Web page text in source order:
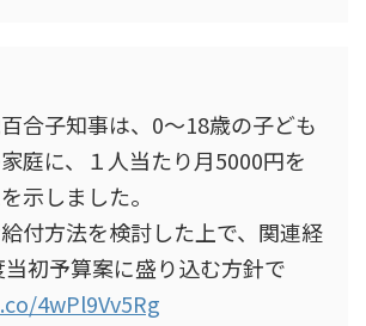
合子知事は、0～18歳の子ども
庭に、１人当たり月5000円を
示しました。
付方法を検討した上で、関連経
初予算案に盛り込む方針で
4wPl9Vv5Rg